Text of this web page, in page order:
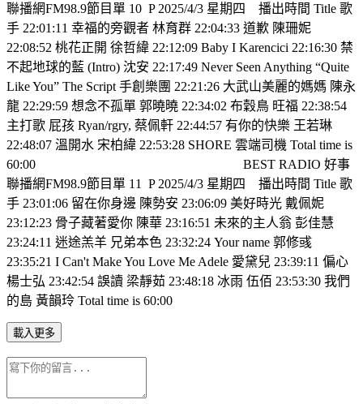
聯播網FM98.9節目單 10 P 2025/4/3 星期四
播出時間 Title 歌
手 22:01:11 幸福的旁觀者 林育群 22:04:33 道歉 陳珊妮
22:08:52 桃花正開 徐哲緯 22:12:09 Baby I Karencici 22:16:30 禁
不起地球的藍 (Intro) 沈安 22:17:49 Never Seen Anything “Quite
Like You” The Script 手創樂團 22:21:26 大武山美麗的媽媽 陳永
龍 22:29:59 想念不孤單 郭曉曉 22:34:02 布穀鳥 旺福 22:38:54
主打歌 屁孩 Ryan/rgry, 蔡佩軒 22:44:57 有你的快樂 王若琳
22:48:07 溫開水 宋柏緯 22:53:28 SHORE 雲端司機 Total time is
60:00
BEST RADIO 好事
聯播網FM98.9節目單 11
P 2025/4/3 星期四
播出時間 Title 歌
手 23:01:06 留在你身邊 陳勢安 23:06:09 美好時光 戴佩妮
23:12:23 骨子藏著愛你 陳華 23:16:51 未來的主人翁 彭佳慧
23:24:11 迷途羔羊 兄弟本色 23:32:24 Your name 郭修彧
23:35:21 I Can't Make You Love Me Adele 愛黛兒 23:39:11 偏心
楊士弘 23:42:54 誤讀 梁靜茹 23:48:18 冰雨 伍佰 23:53:30 我們
的島 黃韻玲 Total time is 60:00
載入更多